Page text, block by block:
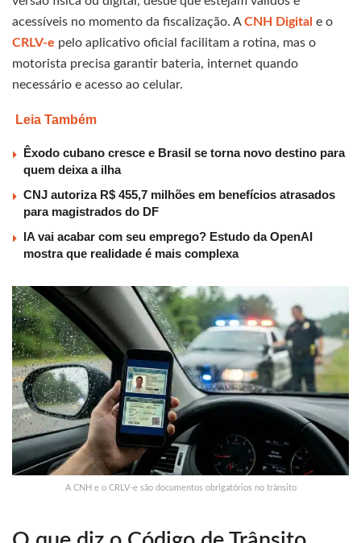
acessíveis no momento da fiscalização. ACNH Digital e o
CRLV-e pelo aplicativo oficial facilitam a rotina, mas o
motorista precisa garantir bateria, internet quando
necessário e acesso ao celular.
Leia Também
Êxodo cubano cresce e Brasil se torna novo destino para
quem deixa a ilha
CNJ autoriza R$ 455,7 milhões em benefícios atrasados
para magistrados do DF
IA vai acabar com seu emprego? Estudo da OpenAI
mostra que realidade é mais complexa
A CNH e o CRLV-e são documentos obrigatórios no trânsito